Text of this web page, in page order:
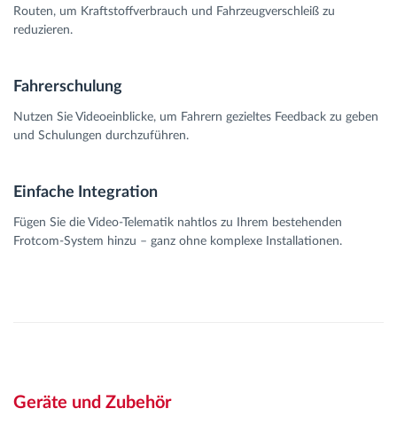
Routen, um Kraftstoffverbrauch und Fahrzeugverschleiß zu
reduzieren.
Fahrerschulung
Nutzen Sie Videoeinblicke, um Fahrern gezieltes Feedback zu geben
und Schulungen durchzuführen.
Einfache Integration
Fügen Sie die Video-Telematik nahtlos zu Ihrem bestehenden
Frotcom-System hinzu – ganz ohne komplexe Installationen.
Geräte und Zubehör